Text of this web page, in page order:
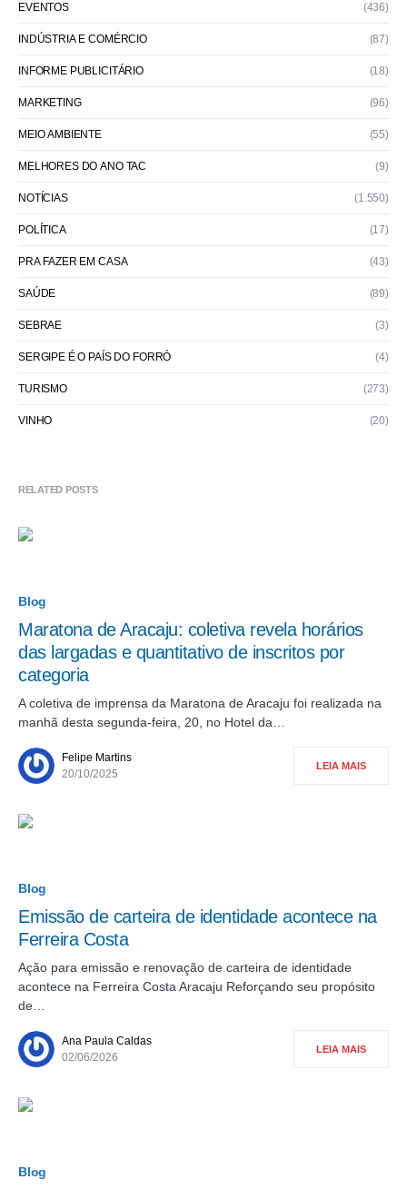
EVENTOS (436)
INDÚSTRIA E COMÉRCIO (87)
INFORME PUBLICITÁRIO (18)
MARKETING (96)
MEIO AMBIENTE (55)
MELHORES DO ANO TAC (9)
NOTÍCIAS (1.550)
POLÍTICA (17)
PRA FAZER EM CASA (43)
SAÚDE (89)
SEBRAE (3)
SERGIPE É O PAÍS DO FORRÓ (4)
TURISMO (273)
VINHO (20)
RELATED POSTS
Blog
Maratona de Aracaju: coletiva revela horários
das largadas e quantitativo de inscritos por
categoria
A coletiva de imprensa da Maratona de Aracaju foi realizada na
manhã desta segunda-feira, 20, no Hotel da…
Felipe Martins
20/10/2025
LEIA MAIS
Blog
Emissão de carteira de identidade acontece na
Ferreira Costa
Ação para emissão e renovação de carteira de identidade
acontece na Ferreira Costa Aracaju Reforçando seu propósito
de…
Ana Paula Caldas
02/06/2026
LEIA MAIS
Blog